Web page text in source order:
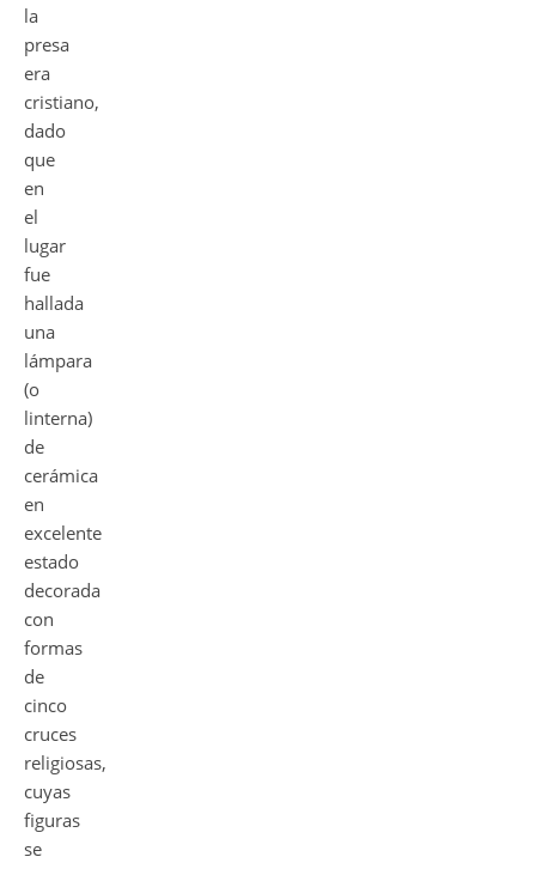
la
presa
era
cristiano,
dado
que
en
el
lugar
fue
hallada
una
lámpara
(o
linterna)
de
cerámica
en
excelente
estado
decorada
con
formas
de
cinco
cruces
religiosas,
cuyas
figuras
se